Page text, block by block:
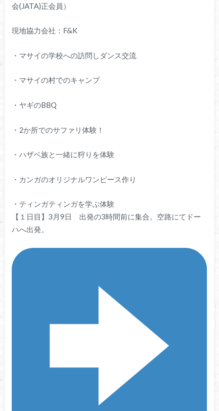
会(JATA)正会員）
現地協力会社：F&K
・マサイの学校への訪問しダンス交流
・マサイの村でのキャンプ
・ヤギのBBQ
・2か所でのサファリ体験！
・ハザベ族と一緒に狩りを体験
・カンガのオリジナルワンピース作り
・ティンガティンガを学ぶ体験
【１日目】3月9日 出発の3時間前に集合。空路にてドー
ハへ出発。